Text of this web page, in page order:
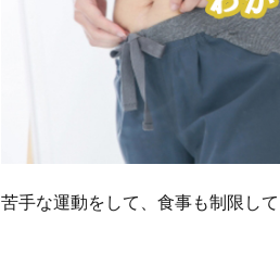
苦手な運動をして、食事も制限し